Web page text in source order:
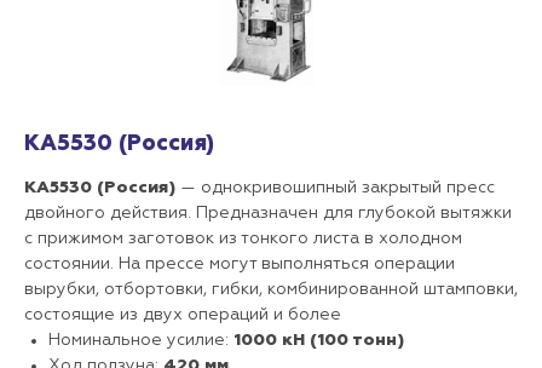
КА5530 (Россия)
КА5530 (Россия) — однокривошипный закрытый пресс
двойного действия. Предназначен для глубокой вытяжки
с прижимом заготовок из тонкого листа в холодном
состоянии. На прессе могут выполняться операции
вырубки, отбортовки, гибки, комбинированной штамповки,
состоящие из двух операций и более
Номинальное усилие: 1000 кН (100 тонн)